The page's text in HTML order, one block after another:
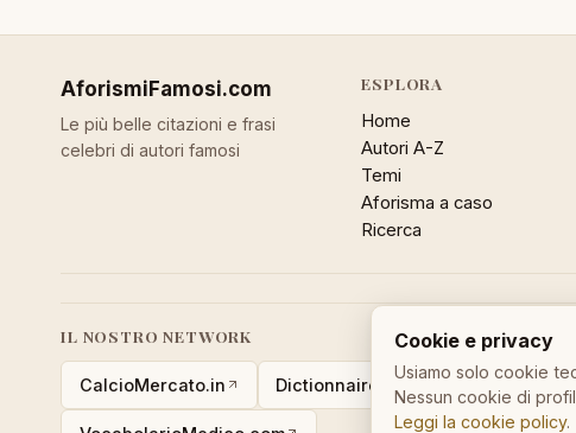
AforismiFamosi.com
Le più belle citazioni e frasi
celebri di autori famosi
ESPLORA
Home
Autori A-Z
Temi
Aforisma a caso
Ricerca
IL NOSTRO NETWORK
CalcioMercato.in DictionnaireMedical.com
Cookie e privacy
Usiamo solo cookie
Nessun cookie di
Leggi la cookie policy.